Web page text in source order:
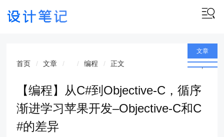
首页 文章 编程 正文
文章
,
【编程】从C#到Objective-C，循序
渐进学习苹果开发–Objective-C和C
#的差异